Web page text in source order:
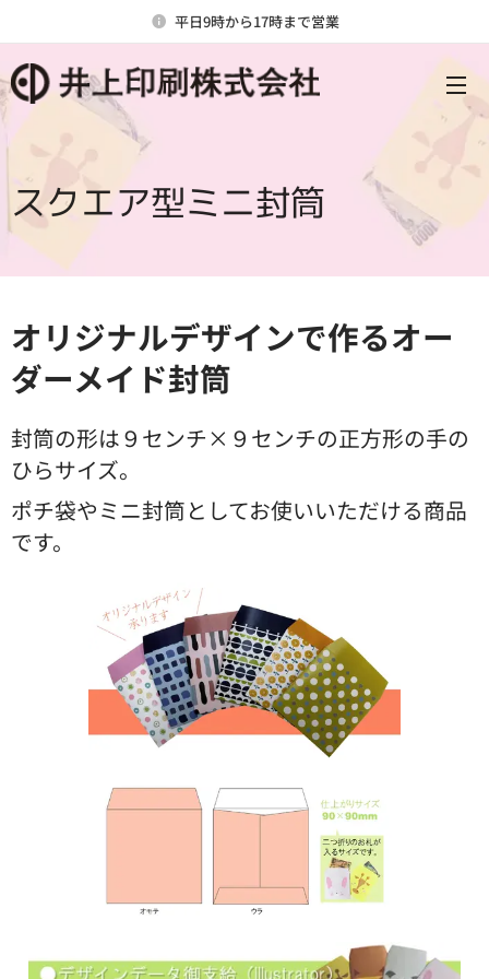
平日9時から17時まで営業
スクエア型ミニ封筒
オリジナルデザインで作るオー
ダーメイド封筒
封筒の形は９センチ×９センチの正方形の手の
ひらサイズ。
ポチ袋やミニ封筒としてお使いいただける商品
です。